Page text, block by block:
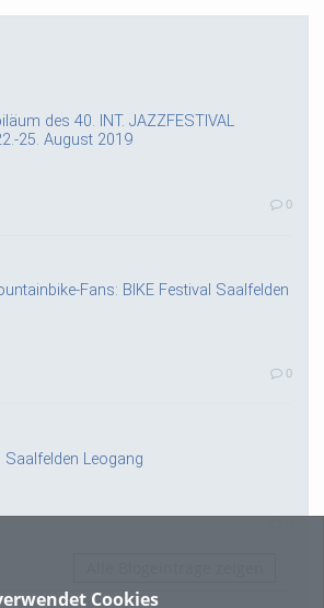
Cookies
des 40. INT. JAZZFESTIVAL
25. August 2019
0
Fans: BIKE Festival Saalfelden
0
Leogang